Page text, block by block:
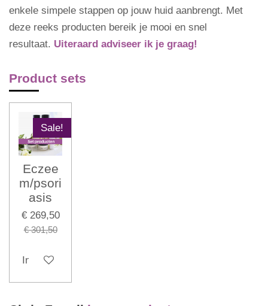
enkele simpele stappen op jouw huid aanbrengt. Met
deze reeks producten bereik je mooi en snel
resultaat. Uiteraard adviseer ik je graag!
Product sets
Sale!
Eczee
m/psori
asis
€ 269,50
€ 301,50
In winkelwagen